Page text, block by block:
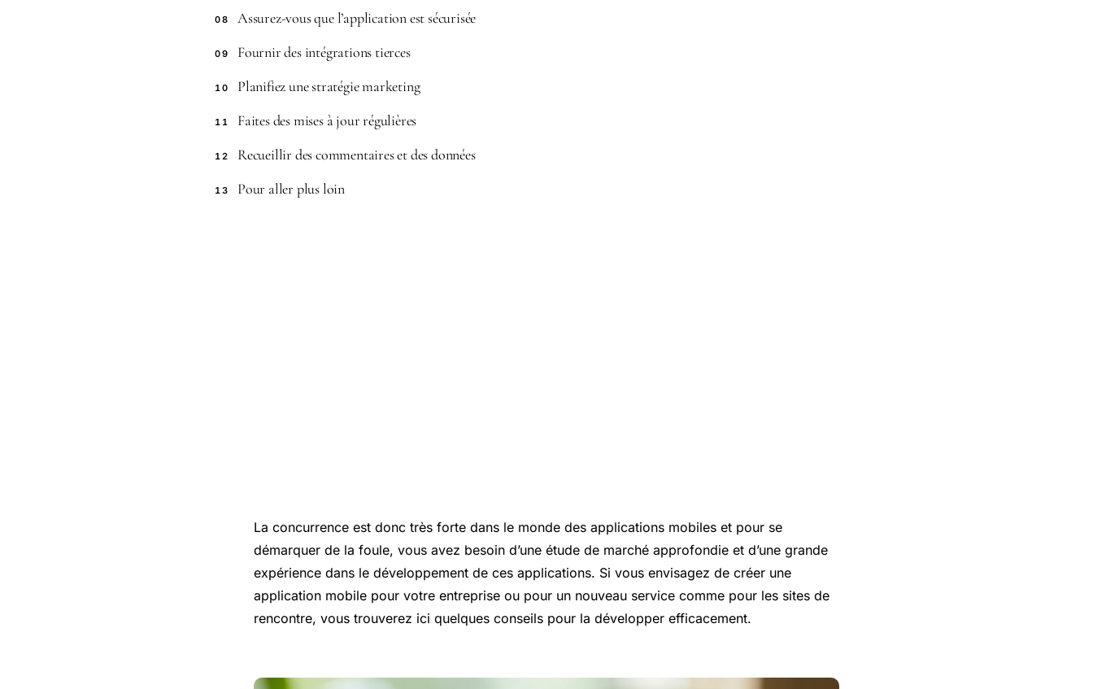
08 Assurez-vous que l’application est sécurisée
09 Fournir des intégrations tierces
10 Planifiez une stratégie marketing
11 Faites des mises à jour régulières
12 Recueillir des commentaires et des données
13 Pour aller plus loin
La concurrence est donc très forte dans le monde des applications mobiles et pour se
démarquer de la foule, vous avez besoin d’une étude de marché approfondie et d’une grande
expérience dans le développement de ces applications. Si vous envisagez de créer une
application mobile pour votre entreprise ou pour un nouveau service comme pour les sites de
rencontre, vous trouverez ici quelques conseils pour la développer efficacement.